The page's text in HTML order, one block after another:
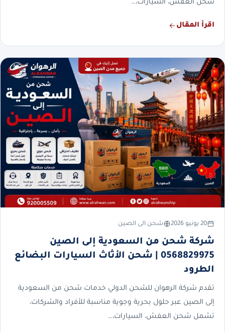
شحن العفش، السيارات،…
اقرأ المقال
20 يونيو 2026 شحن الى الصين
شركة شحن من السعودية إلى الصين
0568829975 | شحن الأثاث السيارات البضائع
الطرود
تقدم شركة الرهوان للشحن الدولي خدمات شحن من السعودية
إلى الصين عبر حلول بحرية وجوية مناسبة للأفراد والشركات،
تشمل شحن العفش، السيارات،…